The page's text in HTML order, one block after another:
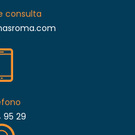
consulta
95 29